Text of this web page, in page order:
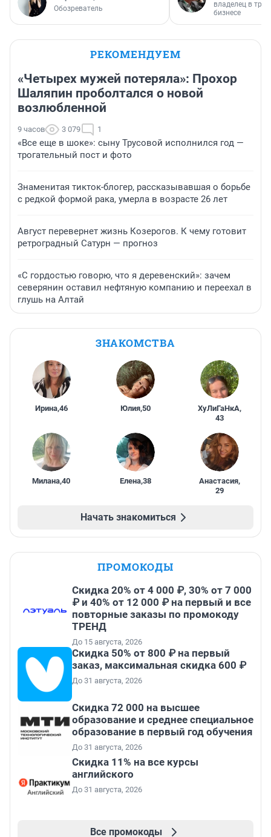
Обозреватель
владелец в
бизнесе
РЕКОМЕНДУЕМ
«Четырех мужей потеряла»: Прохор
Шаляпин проболтался о новой
возлюбленной
9 часов 3 079 1
«Все еще в шоке»: сыну Трусовой исполнился год —
трогательный пост и фото
Знаменитая тикток-блогер, рассказывавшая о борьбе
с редкой формой рака, умерла в возрасте 26 лет
Август перевернет жизнь Козерогов. К чему готовит
ретроградный Сатурн — прогноз
«С гордостью говорю, что я деревенский»: зачем
северянин оставил нефтяную компанию и переехал в
глушь на Алтай
ЗНАКОМСТВА
Ирина,46 Юлия,50 ХуЛиГаНкА,
43
Милана,40 Елена,38 Анастасия,
29
Начать знакомиться
ПРОМОКОДЫ
Скидка 20% от 4 000 ₽, 30% от 7 000
₽ и 40% от 12 000 ₽ на первый и все
повторные заказы по промокоду
ТРЕНД
До 15 августа, 2026
Скидка 50% от 800 ₽ на первый
заказ, максимальная скидка 600 ₽
До 31 августа, 2026
Скидка 72 000 на высшее
образование и среднее специальное
образование в первый год обучения
До 31 августа, 2026
Скидка 11% на все курсы
английского
До 31 августа, 2026
Все промокоды